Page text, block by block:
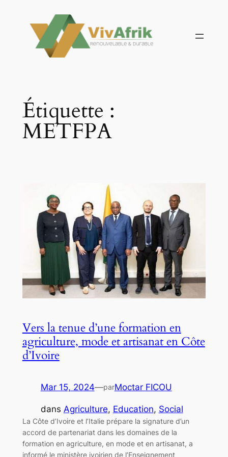
contenu
Étiquette :
METFPA
Vers la tenue d’une formation en
agriculture, mode et artisanat en Côte
d’Ivoire
Mar 15, 2024—parMoctar FICOU
dans Agriculture, Education, Social
La Côte d’Ivoire et l’Italie prépare la signature d’un
accord de partenariat dans les domaines de la
formation en agriculture, en mode et en artisanat, a
informé le ministère ivoirien de l’Enseignement